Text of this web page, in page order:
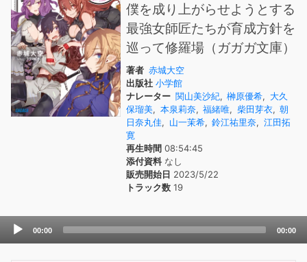
僕を成り上がらせようとする
最強女師匠たちが育成方針を
巡って修羅場（ガガガ文庫）
著者 赤城大空
出版社 小学館
ナレーター 関山美沙紀, 榊原優希, 大久
保瑠美, 本泉莉奈, 福緒唯, 柴田芽衣, 朝
日奈丸佳, 山一茉希, 鈴江祐里奈, 江田拓
寛
再生時間 08:54:45
添付資料なし
販売開始日 2023/5/22
トラック数 19
Audio
00:00 00:00